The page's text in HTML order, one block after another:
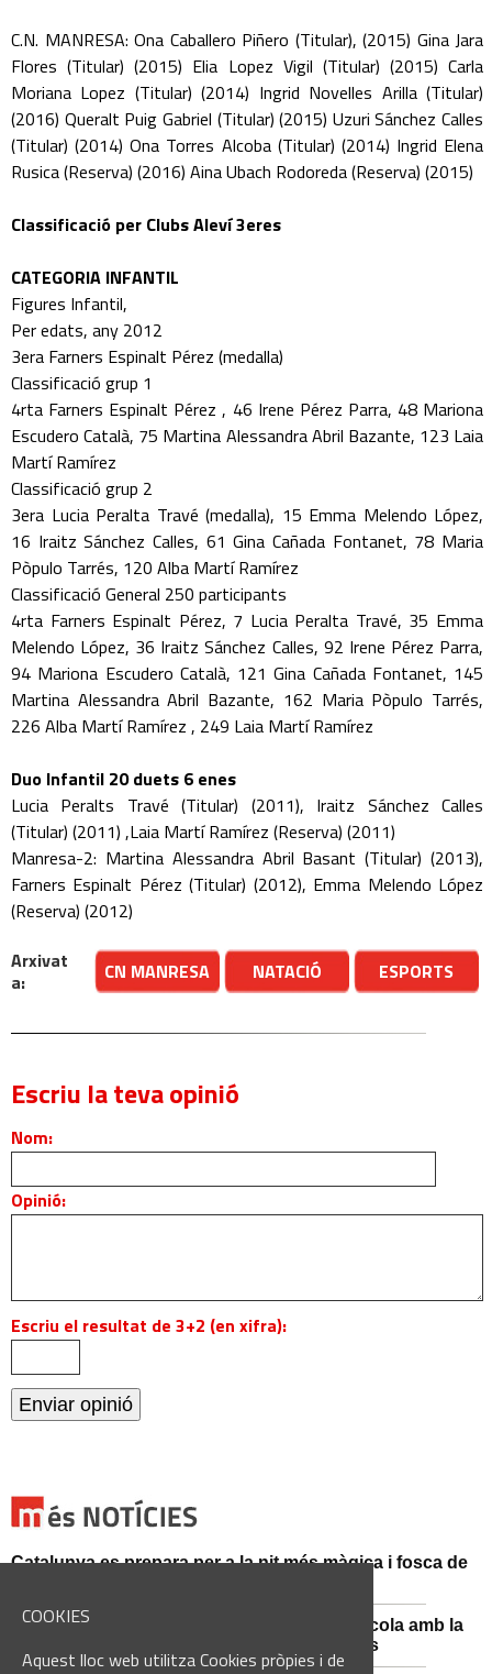
COOKIES
Aquest lloc web utilitza Cookies pròpies i de
C.N. MANRESA: Ona Caballero Piñero (Titular), (2015) Gina Jara
Flores (Titular) (2015) Elia Lopez Vigil (Titular) (2015) Carla
Moriana Lopez (Titular) (2014) Ingrid Novelles Arilla (Titular)
(2016) Queralt Puig Gabriel (Titular) (2015) Uzuri Sánchez Calles
(Titular) (2014) Ona Torres Alcoba (Titular) (2014) Ingrid Elena
Rusica (Reserva) (2016) Aina Ubach Rodoreda (Reserva) (2015)
Classificació per Clubs Aleví 3eres
CATEGORIA INFANTIL
Figures Infantil,
Per edats, any 2012
3era Farners Espinalt Pérez (medalla)
Classificació grup 1
4rta Farners Espinalt Pérez , 46 Irene Pérez Parra, 48 Mariona
Escudero Català, 75 Martina Alessandra Abril Bazante, 123 Laia
Martí Ramírez
Classificació grup 2
3era Lucia Peralta Travé (medalla), 15 Emma Melendo López,
16 Iraitz Sánchez Calles, 61 Gina Cañada Fontanet, 78 Maria
Pòpulo Tarrés, 120 Alba Martí Ramírez
Classificació General 250 participants
4rta Farners Espinalt Pérez, 7 Lucia Peralta Travé, 35 Emma
Melendo López, 36 Iraitz Sánchez Calles, 92 Irene Pérez Parra,
94 Mariona Escudero Català, 121 Gina Cañada Fontanet, 145
Martina Alessandra Abril Bazante, 162 Maria Pòpulo Tarrés,
226 Alba Martí Ramírez , 249 Laia Martí Ramírez
Duo Infantil 20 duets 6 enes
Lucia Peralts Travé (Titular) (2011), Iraitz Sánchez Calles
(Titular) (2011) ,Laia Martí Ramírez (Reserva) (2011)
Manresa-2: Martina Alessandra Abril Basant (Titular) (2013),
Farners Espinalt Pérez (Titular) (2012), Emma Melendo López
(Reserva) (2012)
Arxivat
a:
CN MANRESA NATACIÓ ESPORTS
Escriu la teva opinió
Nom:
Opinió:
Escriu el resultat de 3+2 (en xifra):
Catalunya es prepara per a la nit més màgica i fosca de
Sant Fruitós posa en valor el patrimoni agrícola amb la
restauració i exposició de peces històriques